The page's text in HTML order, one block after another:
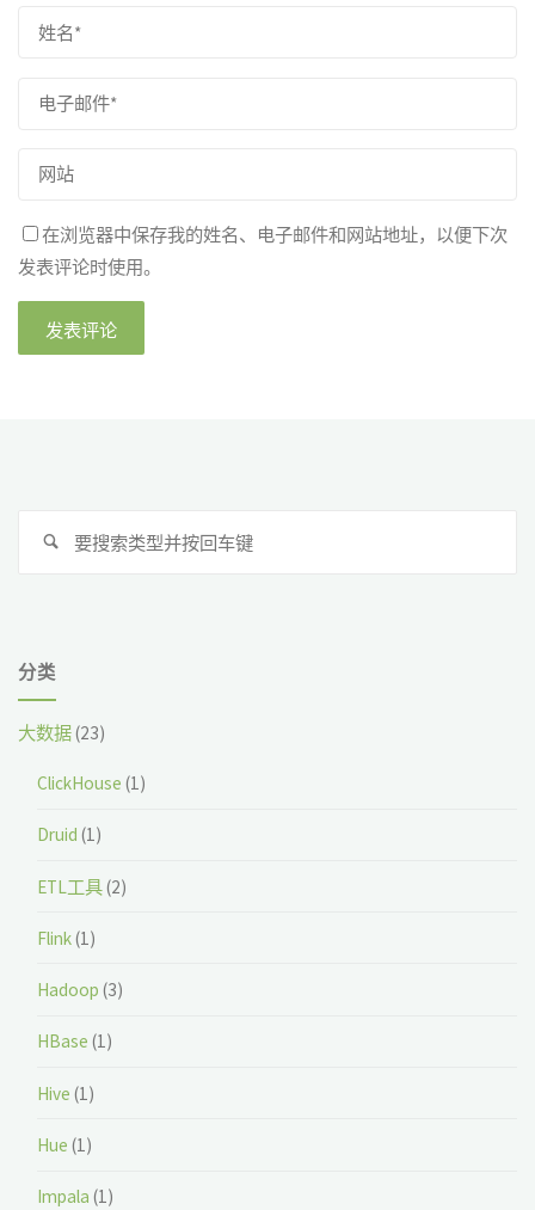
在浏览器中保存我的姓名、电子邮件和网站地址，以便下次
发表评论时使用。
搜
分类
大数据(23)
ClickHouse (1)
Druid (1)
ETL工具(2)
Flink(1)
Hadoop (3)
HBase (1)
Hive (1)
Hue (1)
Impala (1)